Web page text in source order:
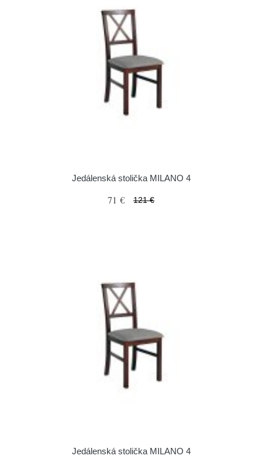
Jedálenská stolička MILANO 4
71 € 121 €
Jedálenská stolička MILANO 4